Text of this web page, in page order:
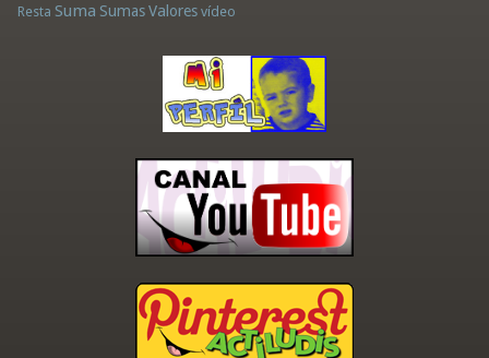
Resta Suma Sumas Valores vídeo